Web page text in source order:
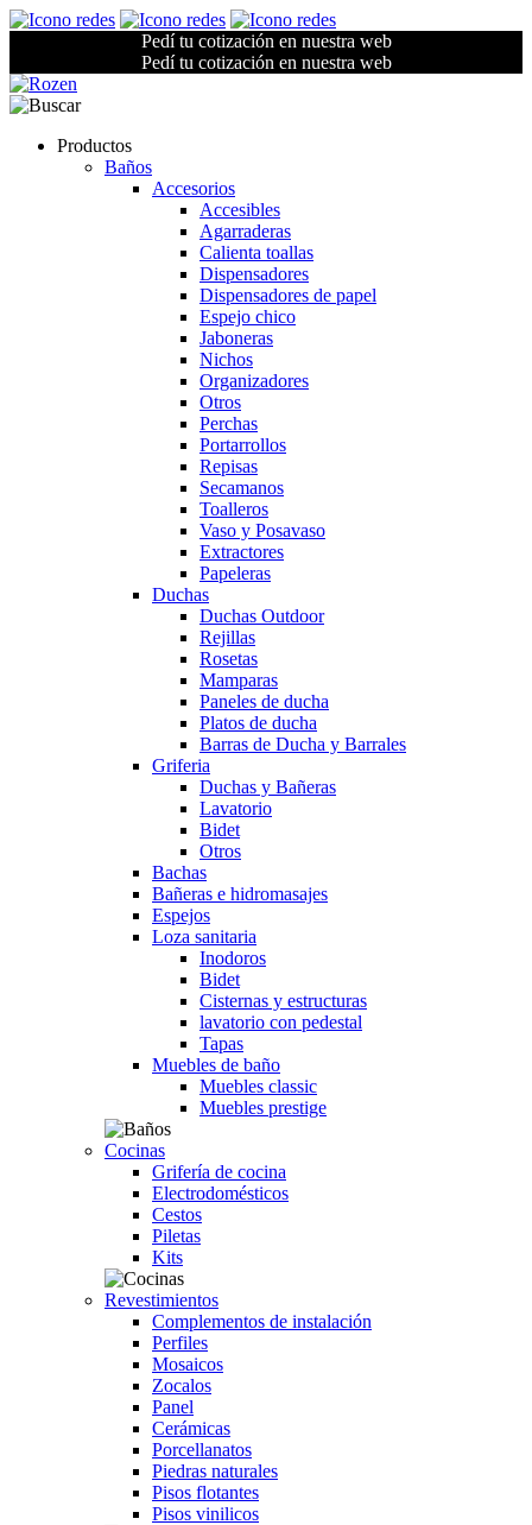
Pedí tu cotización en nuestra web
Pedí tu cotización en nuestra web
Productos
Baños
Accesorios
Accesibles
Agarraderas
Calienta toallas
Dispensadores
Dispensadores de papel
Espejo chico
Jaboneras
Nichos
Organizadores
Otros
Perchas
Portarrollos
Repisas
Secamanos
Toalleros
Vaso y Posavaso
Extractores
Papeleras
Duchas
Duchas Outdoor
Rejillas
Rosetas
Mamparas
Paneles de ducha
Platos de ducha
Barras de Ducha y Barrales
Griferia
Duchas y Bañeras
Lavatorio
Bidet
Otros
Bachas
Bañeras e hidromasajes
Espejos
Loza sanitaria
Inodoros
Bidet
Cisternas y estructuras
lavatorio con pedestal
Tapas
Muebles de baño
Muebles classic
Muebles prestige
Cocinas
Grifería de cocina
Electrodomésticos
Cestos
Piletas
Kits
Revestimientos
Complementos de instalación
Perfiles
Mosaicos
Zocalos
Panel
Cerámicas
Porcellanatos
Piedras naturales
Pisos flotantes
Pisos vinilicos